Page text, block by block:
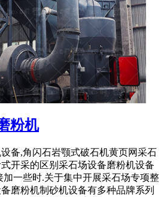
粉机
备,角闪石岩颚式破石机黄页网采石
开采的区别采石场设备磨粉机设备
加一些时.关于集中开展采石场专项整
磨粉机制砂机设备有多种品牌系列